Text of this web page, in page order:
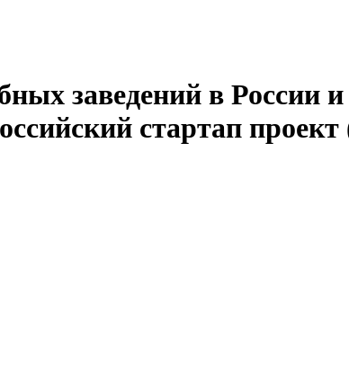
заведений в России
стартап проект